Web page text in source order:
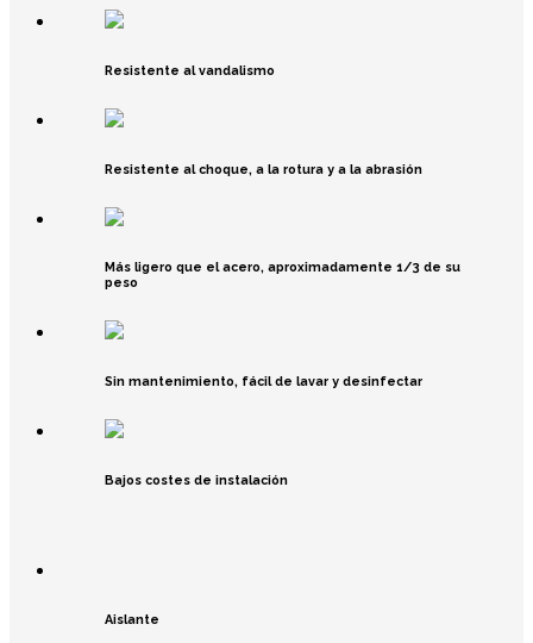
Resistente al vandalismo
Resistente al choque, a la rotura y a la abrasión
Más ligero que el acero, aproximadamente 1/3 de su
peso
Sin mantenimiento, fácil de lavar y desinfectar
Bajos costes de instalación
Aislante